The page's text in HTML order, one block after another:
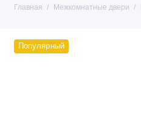
Главная Межкомнатные двери
Популярный